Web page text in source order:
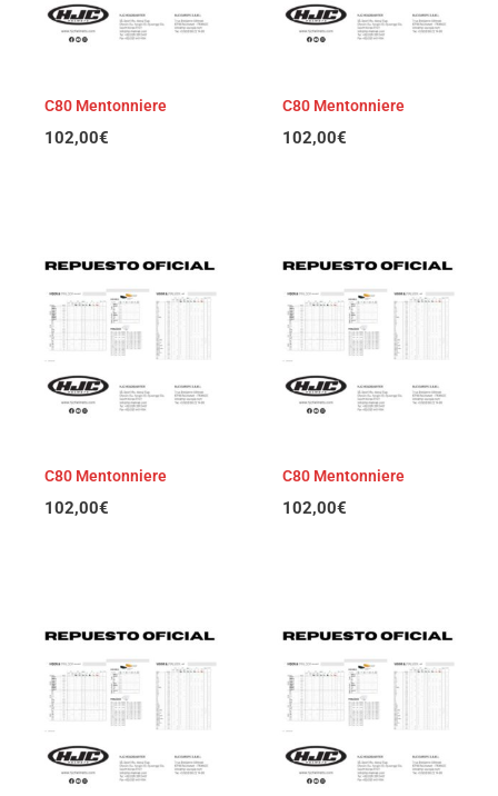
C80 Mentonniere
102,00€
C80 Mentonniere
102,00€
C80 Mentonniere
102,00€
C80 Mentonniere
102,00€